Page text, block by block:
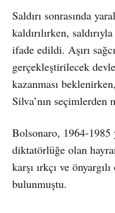
Saldırı sonrasında
kaldırılırken,
ifade edildi. Aşırı
gerçekleştirilecek
kazanması
Silva’nın
Bolsonaro, 1964-1985
diktatörlüğe olan
karşı ırkçı ve
bulunmuştu.